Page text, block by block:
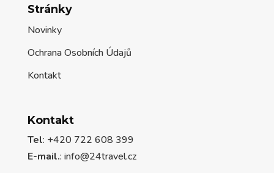
Stránky
Novinky
Ochrana Osobních Údajů
Kontakt
Kontakt
Tel: +420 722 608 399
E-mail.: info@24travel.cz